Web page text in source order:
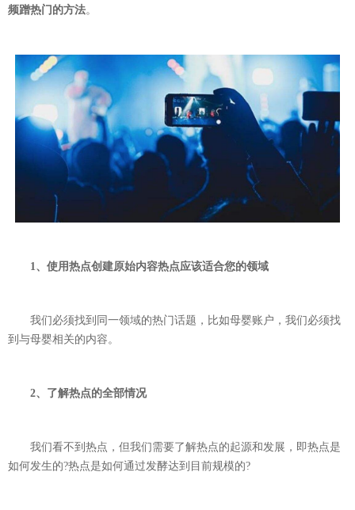
频蹭热门的方法。
1、使用热点创建原始内容热点应该适合您的领域
我们必须找到同一领域的热门话题，比如母婴账户，我们必须找
到与母婴相关的内容。
2、了解热点的全部情况
我们看不到热点，但我们需要了解热点的起源和发展，即热点是
如何发生的?热点是如何通过发酵达到目前规模的?